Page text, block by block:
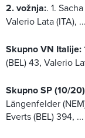
2. vožnja:. 1.
Valerio Lata (ITA), ...
Skupno VN Italije:
(BEL) 43, Valerio
Skupno SP (10/
Längenfelder
Everts (BEL) 394, ...